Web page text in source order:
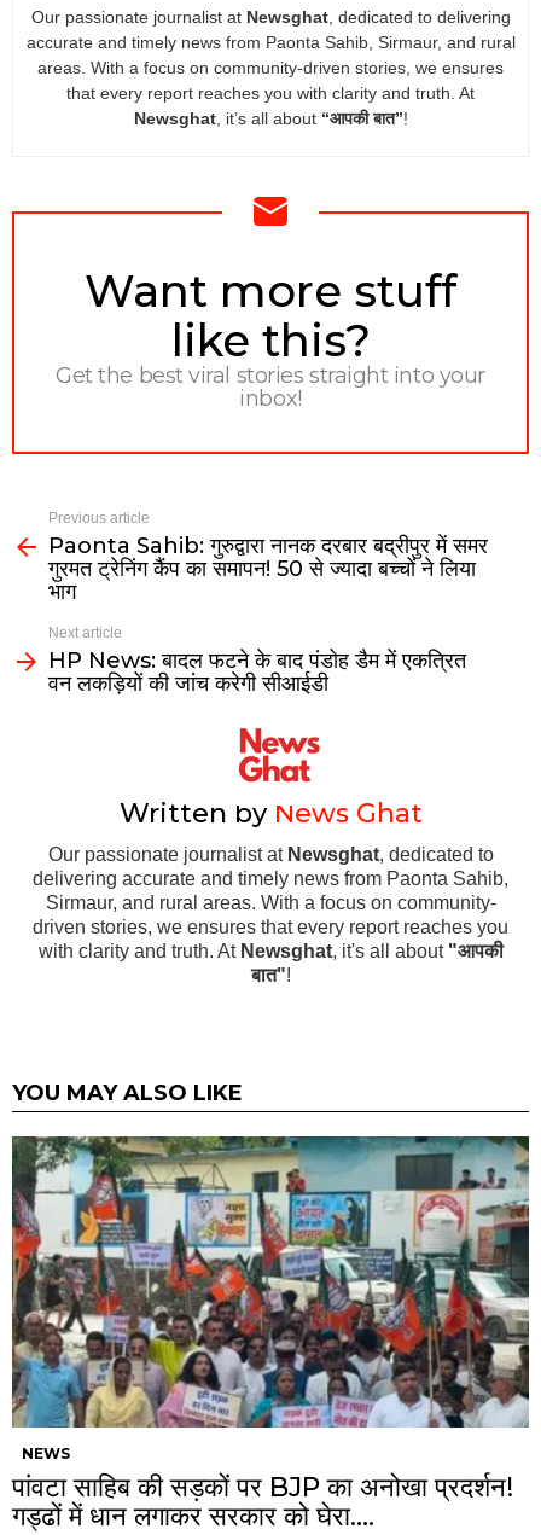
Our passionate journalist at Newsghat, dedicated to delivering
accurate and timely news from Paonta Sahib, Sirmaur, and rural
areas. With a focus on community-driven stories, we ensures
that every report reaches you with clarity and truth. At
Newsghat, it’s all about “आपकी बात”!
NEWSLETTER
Want more stuff
like this?
Get the best viral stories straight into your
inbox!
Previous article
Paonta Sahib: गुरुद्वारा नानक दरबार बद्रीपुर में समर
गुरमत ट्रेनिंग कैंप का समापन! 50 से ज्यादा बच्चों ने लिया
भाग
Next article
HP News: बादल फटने के बाद पंडोह डैम में एकत्रित
वन लकड़ियों की जांच करेगी सीआईडी
Written by News Ghat
Our passionate journalist at Newsghat, dedicated to
delivering accurate and timely news from Paonta Sahib,
Sirmaur, and rural areas. With a focus on community-
driven stories, we ensures that every report reaches you
with clarity and truth. At Newsghat, it's all about "आपकी
बात"!
YOU MAY ALSO LIKE
NEWS
पांवटा साहिब की सड़कों पर BJP का अनोखा प्रदर्शन!
गड्ढों में धान लगाकर सरकार को घेरा….